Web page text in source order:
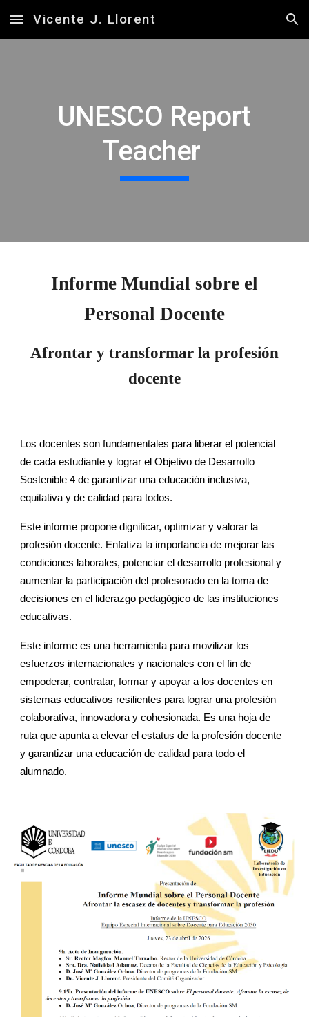
Skip to main content Skip to navigation
Vicente J. Llorent
UNESCO Report
Teacher
Informe Mundial sobre el
Personal Docente
Afrontar y transformar la profesión
docente
Los docentes son fundamentales para liberar el potencial
de cada estudiante y lograr el Objetivo de Desarrollo
Sostenible 4 de garantizar una educación inclusiva,
equitativa y de calidad para todos.
Este informe propone dignificar, optimizar y valorar la
profesión docente. Enfatiza la importancia de mejorar las
condiciones laborales, potenciar el desarrollo profesional y
aumentar la participación del profesorado en la toma de
decisiones en el liderazgo pedagógico de las instituciones
educativas.
Este informe es una herramienta para movilizar los
esfuerzos internacionales y nacionales con el fin de
empoderar, contratar, formar y apoyar a los docentes en
sistemas educativos resilientes para lograr una profesión
colaborativa, innovadora y cohesionada. Es una hoja de
ruta que apunta a elevar el estatus de la profesión docente
y garantizar una educación de calidad para todo el
alumnado.